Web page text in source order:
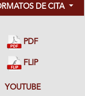
DE CITA
PDF
FLIP
YOUTUBE